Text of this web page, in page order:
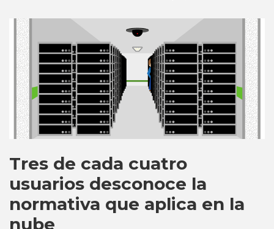
Tres de cada cuatro
usuarios desconoce la
normativa que aplica en la
nube